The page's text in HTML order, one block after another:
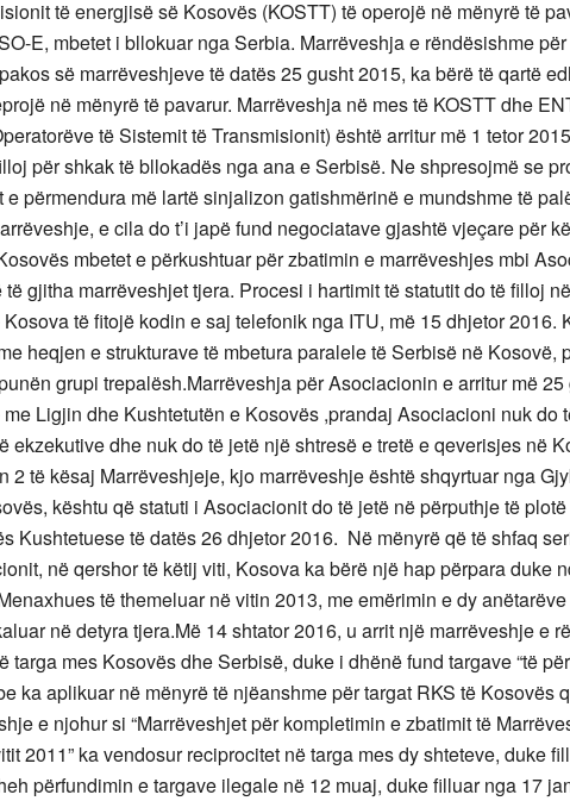
të energjisë së Kosovës (KOSTT) të operojë në mënyrë të
E, mbetet i bllokuar nga Serbia. Marrëveshja e rëndësishme
së marrëveshjeve të datës 25 gusht 2015, ka bërë të qartë
në mënyrë të pavarur. Marrëveshja në mes të KOSTT dhe
të Sistemit të Transmisionit) është arritur më 1 tetor
për shkak të bllokadës nga ana e Serbisë. Ne shpresojmë se
e përmendura më lartë sinjalizon gatishmërinë e mundshme të
e cila do t’i japë fund negociatave gjashtë vjeçare për
mbetet e përkushtuar për zbatimin e marrëveshjes mbi
gjitha marrëveshjet tjera. Procesi i hartimit të statutit do të filloj
të fitojë kodin e saj telefonik nga ITU, më 15 dhjetor 2016.
heqjen e strukturave të mbetura paralele të Serbisë në Kosovë,
grupi trepalësh.Marrëveshja për Asociacionin e arritur më
Ligjin dhe Kushtetutën e Kosovës ,prandaj Asociacioni nuk do
ekzekutive dhe nuk do të jetë një shtresë e tretë e qeverisjes në
2 të kësaj Marrëveshjeje, kjo marrëveshje është shqyrtuar nga
kështu që statuti i Asociacionit do të jetë në përputhje të
Kushtetuese të datës 26 dhjetor 2016. Në mënyrë që të shfaq
në qershor të këtij viti, Kosova ka bërë një hap përpara duke
të themeluar në vitin 2013, me emërimin e dy
në detyra tjera.Më 14 shtator 2016, u arrit një marrëveshje e
targa mes Kosovës dhe Serbisë, duke i dhënë fund targave “të
ka aplikuar në mënyrë të njëanshme për targat RKS të Kosovës
e njohur si “Marrëveshjet për kompletimin e zbatimit të
2011” ka vendosur reciprocitet në targa mes dy shteteve, duke
përfundimin e targave ilegale në 12 muaj, duke filluar nga 17